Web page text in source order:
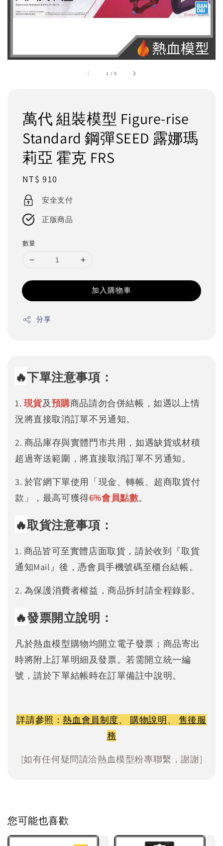
1 /9
萬代 組裝模型 Figure-rise
Standard 鋼彈SEED 露娜瑪
莉亞 霍克 FRS
Regular
price
NT$ 910
安全支付
正版商品
數量
加入購物車
分享
🔥下單注意事項：
1. 現貨及預購商品請勿合併結帳，如遇以上情
況將直接取消訂單不另通知。
2. 商品庫存與實體門市共用，如遇缺貨或材積
超過寄送範圍，將直接取消訂單不另通知。
3. 於官網下單使用「現金、轉帳、超商取貨付
款」，最高可獲得6%會員點數。
🔥取貨注意事項：
1. 商品皆可至實體店面取貨，請於收到『取貨
通知Mail』後，憑會員手機號碼至櫃台結帳。
2. 為保護消費者權益，商品拆封請全程錄影。
🔥發票開立說明：
凡於熱血模型購物均開立電子發票；商品寄出
時將附上訂單明細及發票。若需開立統一編
號，請於下單結帳時在訂單備註中說明。
詳請參照：熱血會員制度、 購物說明、 售後服
務
[如有任何疑問請洽熱血模型粉專聯繫，謝謝]
您可能也喜歡